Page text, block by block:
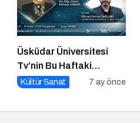
Üsküdar Üniversitesi
Tv’nin Bu Haftaki
Konuğu Mürsel Ferhat
Kültür Sanat 7 ay önce